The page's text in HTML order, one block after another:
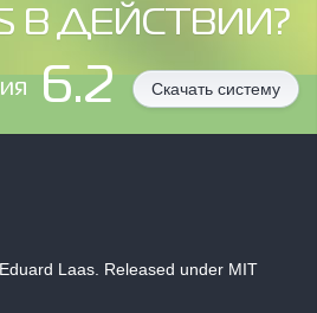
В ДЕЙСТВИИ?
6.2 Скачать систему
Laas. Released under MIT